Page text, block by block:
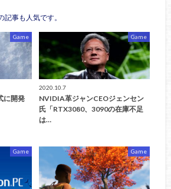
記事も人気です。
Game
に開発
Game
2020.10.7
NVIDIA革ジャンCEOジェンセン
氏「RTX3080、3090の在庫不足
は…
Game Game